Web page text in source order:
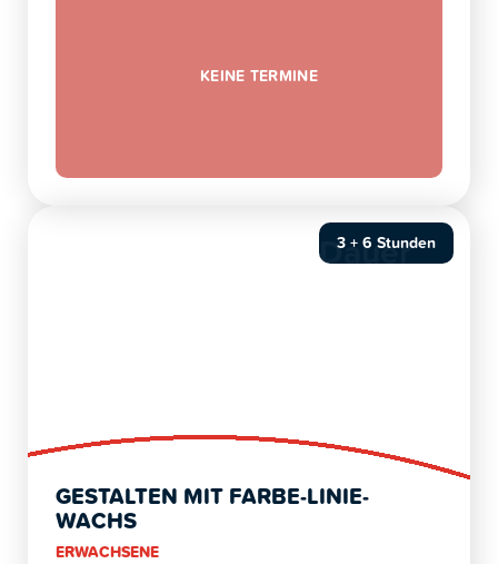
KEINE TERMINE
3 + 6 Stunden
Dauer
GESTALTEN MIT FARBE-LINIE-
WACHS
ERWACHSENE